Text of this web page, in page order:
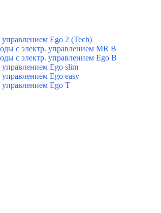
Ego 2 (Tech)
с электр. управлением MR B
с электр. управлением Ego B
Ego slim
Ego easy
Ego T